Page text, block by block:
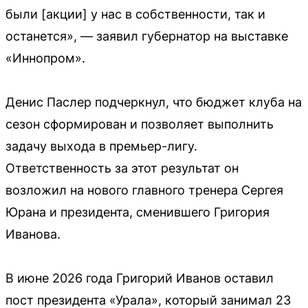
были [акции] у нас в собственности, так и
останется», — заявил губернатор на выставке
«Иннопром».
Денис Паслер подчеркнул, что бюджет клуба на
сезон сформирован и позволяет выполнить
задачу выхода в премьер-лигу.
Ответственность за этот результат он
возложил на нового главного тренера Сергея
Юрана и президента, сменившего Григория
Иванова.
В июне 2026 года Григорий Иванов оставил
пост президента «Урала», который занимал 23